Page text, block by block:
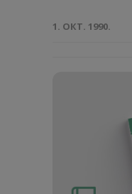
1. ОКТ. 1990.